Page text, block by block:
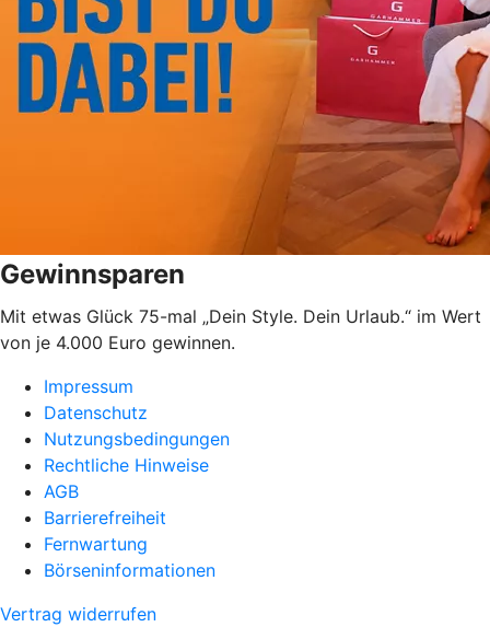
Gewinnsparen
Mit etwas Glück 75-mal „Dein Style. Dein Urlaub.“ im Wert
von je 4.000 Euro gewinnen.
Impressum
Datenschutz
Nutzungsbedingungen
Rechtliche Hinweise
AGB
Barrierefreiheit
Fernwartung
Börseninformationen
Vertrag widerrufen